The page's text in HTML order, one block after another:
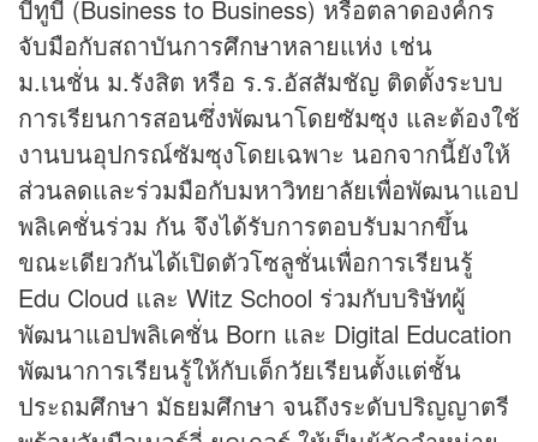
บีทูบี (Business to Business) หรือตลาดองค์กร
จับมือกับสถาบันการศึกษาหลายแห่ง เช่น
ม.เนชั่น ม.รังสิต หรือ ร.ร.อัสสัมชัญ ติดตั้งระบบ
การเรียนการสอนซึ่งพัฒนาโดยซัมซุง และต้องใช้
งานบนอุปกรณ์ซัมซุงโดยเฉพาะ นอกจากนี้ยังให้
ส่วนลดและร่วมมือกับมหาวิทยาลัยเพื่อพัฒนาแอป
พลิเคชั่นร่วม กัน จึงได้รับการตอบรับมากขึ้น
ขณะเดียวกันได้เปิดตัวโซลูชั่นเพื่อการเรียนรู้
Edu Cloud และ Witz School ร่วมกับบริษัทผู้
พัฒนาแอปพลิเคชั่น Born และ Digital Education
พัฒนาการเรียนรู้ให้กับเด็กวัยเรียนตั้งแต่ชั้น
ประถมศึกษา มัธยมศึกษา จนถึงระดับปริญญาตรี